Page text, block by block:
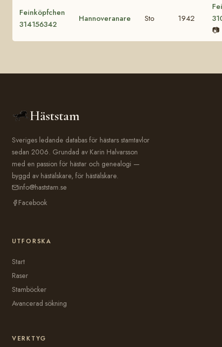
Feinköpfchen
314156342
Hannoveranare Sto 1942
📷
Häststam
Sveriges ledande databas för hästars stamtavlor
sedan 2006. Grundad av Karin Halvarsson
med en passion för hästar och genealogi —
byggd av hästälskare, för hästälskare.
info@haststam.se
Facebook
UTFORSKA
Start
Raser
Stamböcker
Avancerad sökning
VERKTYG